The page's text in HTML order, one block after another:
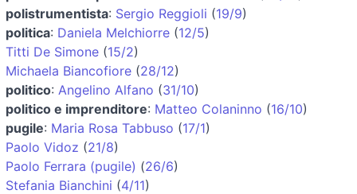
polistrumentista: Sergio Reggioli (19/9)
politica: Daniela Melchiorre (12/5)
Titti De Simone (15/2)
Michaela Biancofiore (28/12)
politico: Angelino Alfano (31/10)
politico e imprenditore: Matteo Colaninno (16/10)
pugile: Maria Rosa Tabbuso (17/1)
Paolo Vidoz (21/8)
Paolo Ferrara (pugile) (26/6)
Stefania Bianchini (4/11)